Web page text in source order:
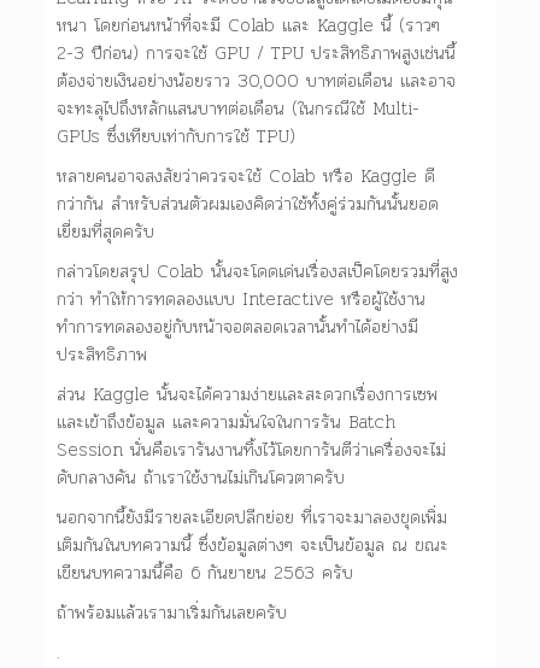
หนา โดยก่อนหน้าที่จะมี Colab และ Kaggle นี้ (ราวๆ
2-3 ปีก่อน) การจะใช้ GPU / TPU ประสิทธิภาพสูงเช่นนี้
ต้องจ่ายเงินอย่างน้อยราว 30,000 บาทต่อเดือน และอาจ
จะทะลุไปถึงหลักแสนบาทต่อเดือน (ในกรณีใช้ Multi-
GPUs ซึ่งเทียบเท่ากับการใช้ TPU)
หลายคนอาจสงสัยว่าควรจะใช้ Colab หรือ Kaggle ดี
กว่ากัน สำหรับส่วนตัวผมเองคิดว่าใช้ทั้งคู่ร่วมกันนั้นยอด
เยี่ยมที่สุดครับ
กล่าวโดยสรุป Colab นั้นจะโดดเด่นเรื่องสเป็คโดยรวมที่สูง
กว่า ทำให้การทดลองแบบ Interactive หรือผู้ใช้งาน
ทำการทดลองอยู่กับหน้าจอตลอดเวลานั้นทำได้อย่างมี
ประสิทธิภาพ
ส่วน Kaggle นั้นจะได้ความง่ายและสะดวกเรื่องการเซพ
และเข้าถึงข้อมูล และความมั่นใจในการรัน Batch
Session นั่นคือเรารันงานทิ้งไว้โดยการันตีว่าเครื่องจะไม่
ดับกลางคัน ถ้าเราใช้งานไม่เกินโควตาครับ
นอกจากนี้ยังมีรายละเอียดปลีกย่อย ที่เราจะมาลองขุดเพิ่ม
เติมกันในบทความนี้ ซึ่งข้อมูลต่างๆ จะเป็นข้อมูล ณ ขณะ
เขียนบทความนี้คือ 6 กันยายน 2563 ครับ
ถ้าพร้อมแล้วเรามาเริ่มกันเลยครับ
.